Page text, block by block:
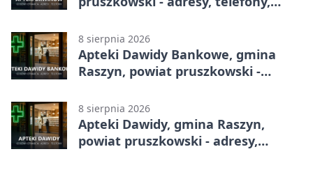
8 sierpnia 2026
Apteki Dawidy Bankowe, gmina
Raszyn, powiat pruszkowski -
8 sierpnia 2026
Apteki Dawidy, gmina Raszyn,
powiat pruszkowski - adresy,